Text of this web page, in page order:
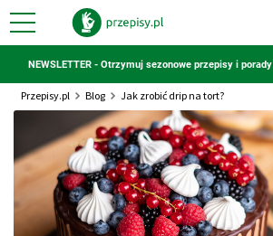
NEWSLETTER - Otrzymuj sezonowe przepisy i porady
Przepisy.pl Blog Jak zrobić drip na tort?